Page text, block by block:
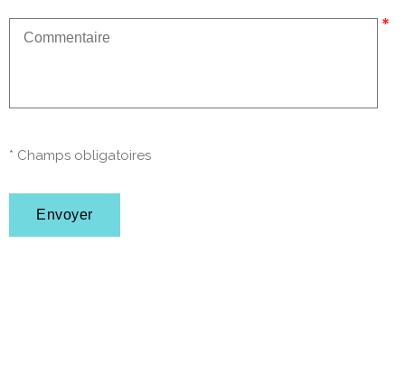
* Champs obligatoires